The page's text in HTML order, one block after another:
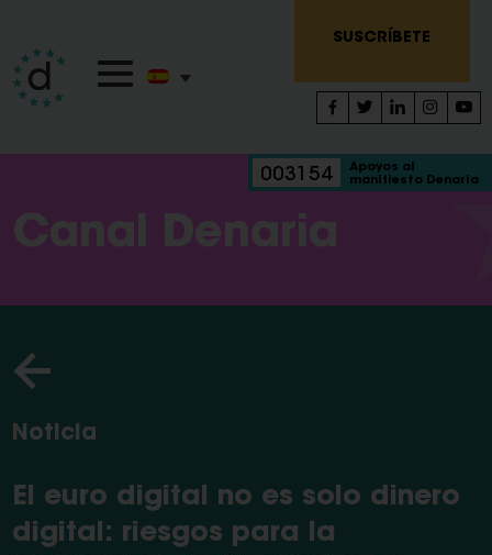
SUSCRÍBETE
003154
Apoyos al
manifiesto Denaria
Canal Denaria
Noticia
El euro digital no es solo dinero
digital: riesgos para la